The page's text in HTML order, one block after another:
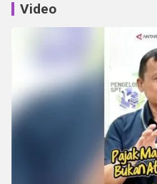
Video